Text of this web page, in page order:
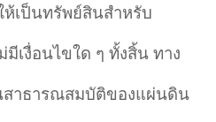
เป็นทรัพย์สินสำหรับ
เงื่อนไขใด ๆ ทั้งสิ้น ทาง
สาธารณสมบัติของแผ่นดิน